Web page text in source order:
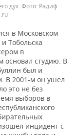
дух.
Радиф
в Московском
Тобольска
в
основал студию. В
был и
В 2001-м он ушел
это не без
выборов в
инцидент с